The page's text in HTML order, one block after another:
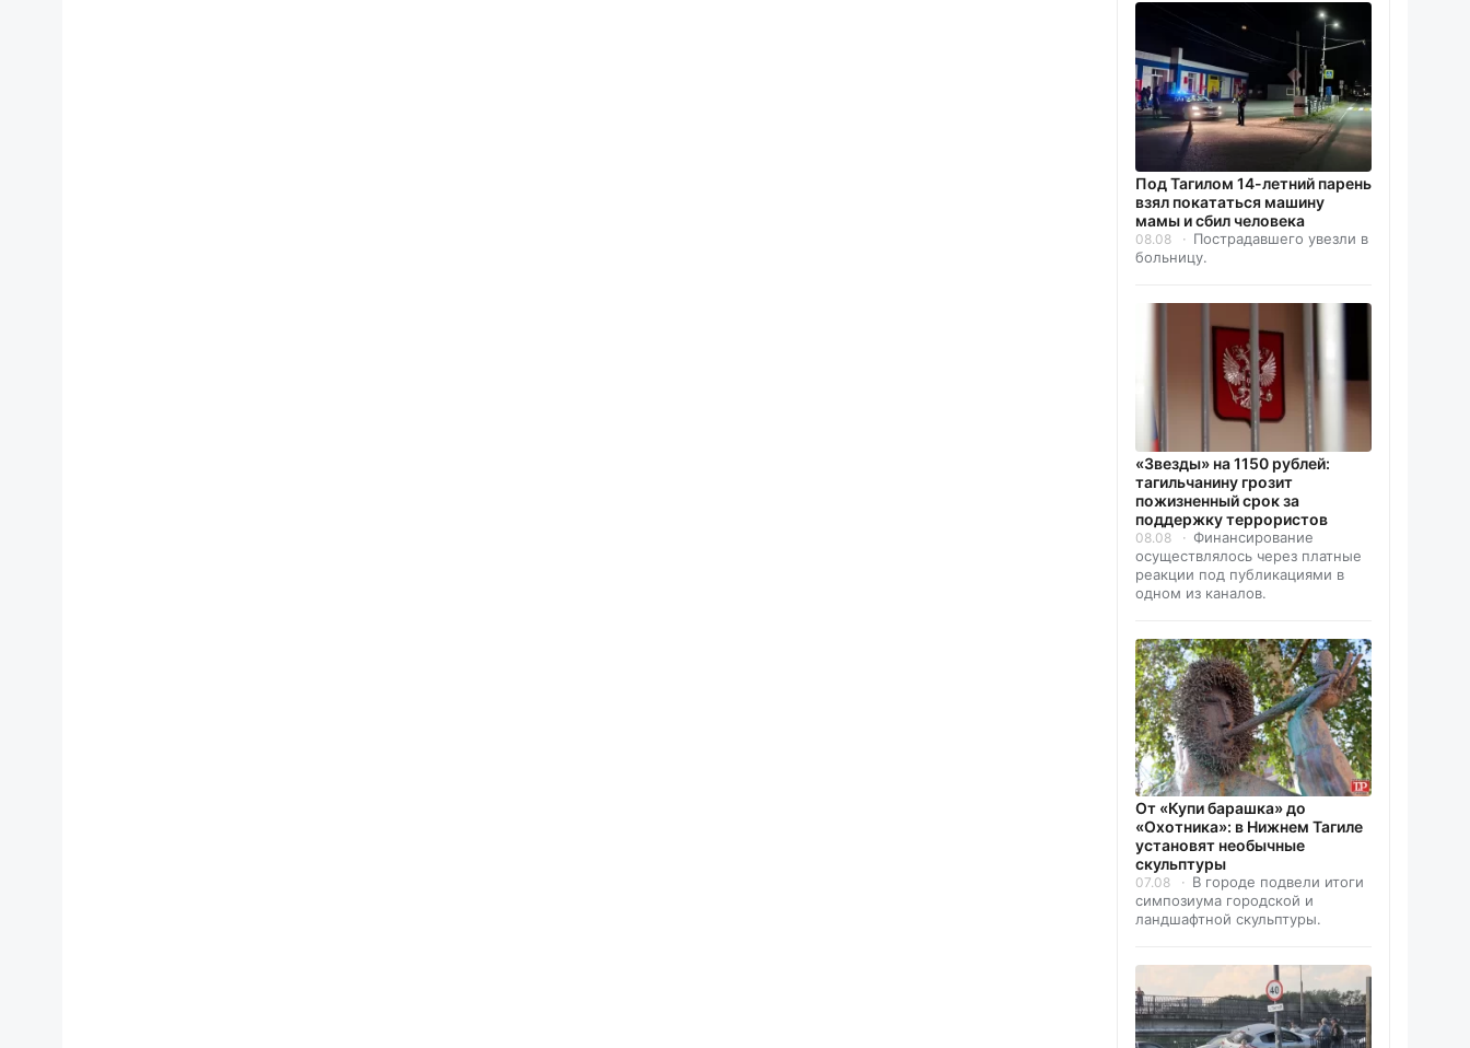
Под Тагилом 14-летний парень
взял покататься машину
мамы и сбил человека
08.08
Пострадавшего увезли в
больницу.
«Звезды» на 1150 рублей:
тагильчанину грозит
пожизненный срок за
поддержку террористов
08.08
Финансирование
осуществлялось через платные
реакции под публикациями в
одном из каналов.
От «Купи барашка» до
«Охотника»: в Нижнем Тагиле
установят необычные
скульптуры
07.08
В городе подвели итоги
симпозиума городской и
ландшафтной скульптуры.